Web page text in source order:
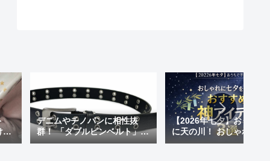
も
デニムやチノパンに相性抜
群！ 「ダブルピンベルト」の
メリットと、長く愛せるおす
【2026年七夕】おうちで
に天の川！ おしゃれに七
楽しむ「おすすめ神アイ